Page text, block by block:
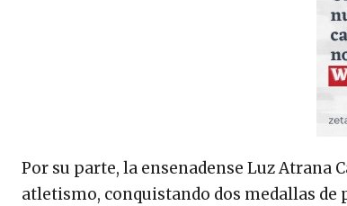
Por su parte, la ensenadense Luz Atrana
atletismo, conquistando dos medallas de